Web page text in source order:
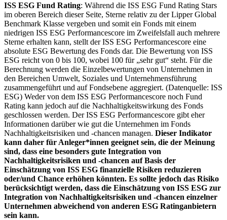
ISS ESG Fund Rating: Während die ISS ESG Fund Rating Stars
im oberen Bereich dieser Seite, Sterne relativ zu der Lipper Global
Benchmark Klasse vergeben und somit ein Fonds mit einem
niedrigen ISS ESG Performancescore im Zweifelsfall auch mehrere
Sterne erhalten kann, stellt der ISS ESG Performancescore eine
absolute ESG Bewertung des Fonds dar. Die Bewertung von ISS
ESG reicht von 0 bis 100, wobei 100 für „sehr gut“ steht. Für die
Berechnung werden die Einzelbewertungen von Unternehmen in
den Bereichen Umwelt, Soziales und Unternehmensführung
zusammengeführt und auf Fondsebene aggregiert. (Datenquelle: ISS
ESG) Weder von dem ISS ESG Performancescore noch Fund
Rating kann jedoch auf die Nachhaltigkeitswirkung des Fonds
geschlossen werden. Der ISS ESG Performancescore gibt eher
Informationen darüber wie gut die Unternehmen im Fonds
Nachhaltigkeitsrisiken und -chancen managen. Dieser Indikator
kann daher für Anleger*innen geeignet sein, die der Meinung
sind, dass eine besonders gute Integration von
Nachhaltigkeitsrisiken und -chancen auf Basis der
Einschätzung von ISS ESG finanzielle Risiken reduzieren
oder/und Chance erhöhen könnten. Es sollte jedoch das Risiko
berücksichtigt werden, dass die Einschätzung von ISS ESG zur
Integration von Nachhaltigkeitsrisiken und -chancen einzelner
Unternehmen abweichend von anderen ESG Ratinganbietern
sein kann.